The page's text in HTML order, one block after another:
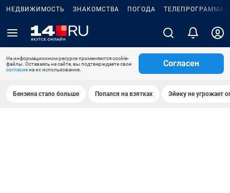
НЕДВИЖИМОСТЬ ЗНАКОМСТВА ПОГОДА ТЕЛЕПРОГРАММА
На информационном ресурсе применяются cookie-
файлы. Оставаясь на сайте, вы подтверждаете свое
согласиена их использование.
Согласен
Бензина стало больше Попался на взятках Эйику не угрожает